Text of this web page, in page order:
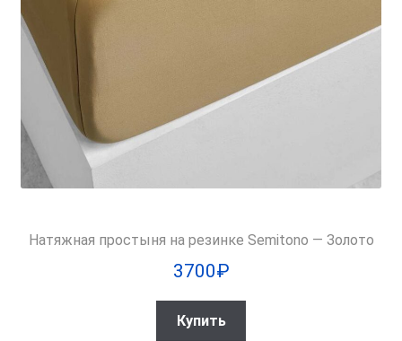
Натяжная простыня на резинке Semitono — Золото
3700₽
Купить